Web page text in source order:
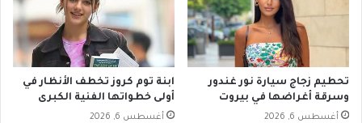
تحطيم زجاج سيارة نور غندور
وسرقة أغراضها في بيروت
أغسطس 6, 2026
ابنة توم كروز تخطف الأنظار في
أولى خطواتها الفنية الكبرى
أغسطس 6, 2026